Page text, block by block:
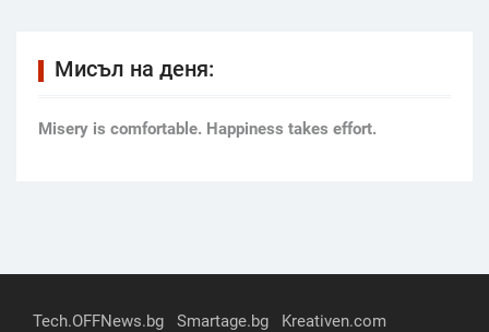
Мисъл на деня:
Мisery is comfortable. Happiness takes effort.
Tech.OFFNews.bg Smartage.bg
Kreativen.com